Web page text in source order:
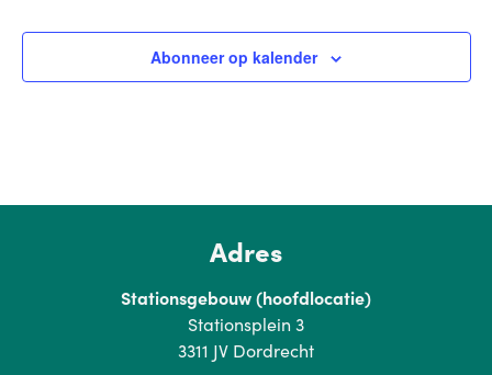
Abonneer op kalender
Adres
Stationsgebouw (hoofdlocatie)
Stationsplein 3
3311 JV Dordrecht